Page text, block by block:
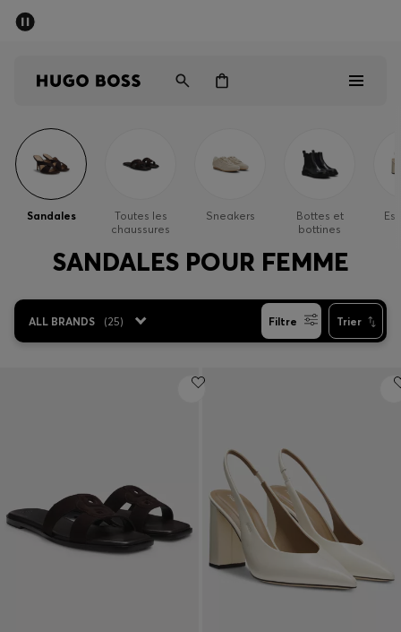
Homme
Femme
Découvrez
FAQ et aide
Magasins
BE €)
Sandales
Toutes les
chaussures
Sneakers
Bottes et
bottines
SANDALES POUR FEMME
ALL BRANDS (25) Filtre Trier